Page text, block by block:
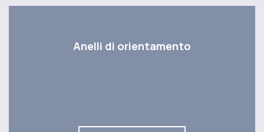
Anelli di orientamento